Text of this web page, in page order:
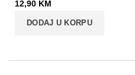
12,90 KM
DODAJ U KORPU